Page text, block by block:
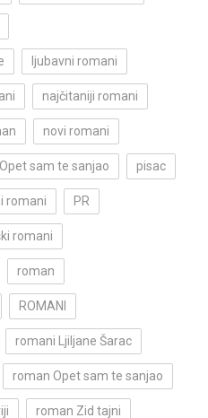
ljubavni romani
najčitaniji romani
novi romani
Opet sam te sanjao pisac
romani PR
romani
roman
ROMANI
romani Ljiljane Šarac
roman Opet sam te sanjao
roman Zid tajni